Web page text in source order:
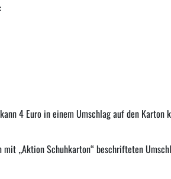
4 Euro in einem Umschlag auf den
„Aktion Schuhkarton“ beschrifteten